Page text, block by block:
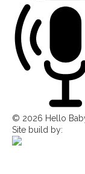
© 2026 Hello
Site build by: